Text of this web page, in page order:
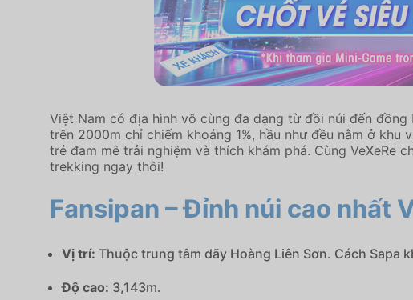
Việt Nam có địa hình vô cùng đa dạng từ đồi núi đến
trên 2000m chỉ chiếm khoảng 1%, hầu như đều nằm ở
trẻ đam mê trải nghiệm và thích khám phá. Cùng VeXeRe
trekking ngay thôi!
Fansipan – Đỉnh núi cao nhất
Vị trí: Thuộc trung tâm dãy Hoàng Liên Sơn. Cách Sapa
Độ cao: 3,143m.